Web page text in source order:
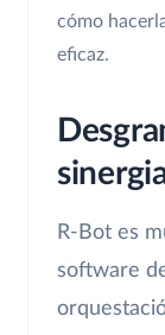
cómo
eficaz.
R-Bot es
software